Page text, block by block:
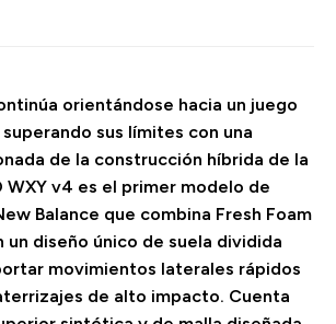
orientándose hacia un juego
sus límites con una
de la construcción híbrida de la
WXY v4 es el primer modelo de
Balance que combina Fresh Foam
un diseño único de suela dividida
movimientos laterales rápidos
de alto impacto. Cuenta